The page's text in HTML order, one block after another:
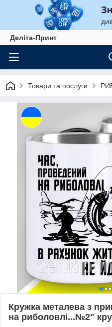
Деліта-Принт
Товари та послуги
Кружка металева з
на риболовлі...№2"